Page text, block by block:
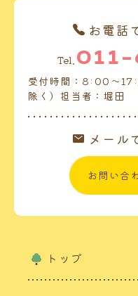
お電話
Tel.
受付時間：8:00～
除く）担当者：堀田
メール
お問い合
トップ